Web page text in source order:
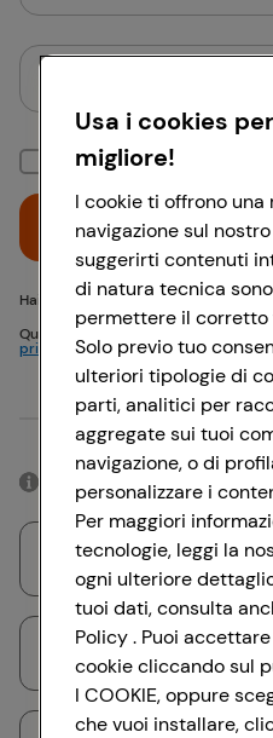
Mantieni la sessione attiva
Hai problemi di accesso?
Questo sito è protetto da
privacy eTermini di servizioGoogle
Accedendo con il tuo account
Accedi
Usa i cookies
migliore!
I cookie ti offrono
navigazione sul
suggerirti contenuti
di natura tecnica
permettere il corretto
Solo previo tuo
ulteriori tipologie di
parti, analitici per
aggregate sui tuoi
navigazione, o di
personalizzare i
Per maggiori
tecnologie, leggi la
ogni ulteriore
tuoi dati, consulta
Policy . Puoi
cookie cliccando sul
I COOKIE, oppure
che vuoi installare,